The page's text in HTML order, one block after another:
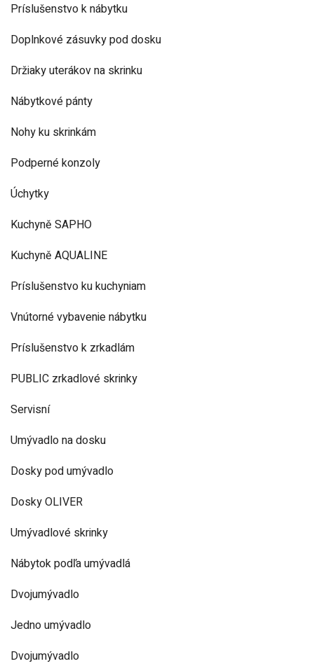
Príslušenstvo k nábytku
Doplnkové zásuvky pod dosku
Držiaky uterákov na skrinku
Nábytkové pánty
Nohy ku skrinkám
Podperné konzoly
Úchytky
Kuchyně SAPHO
Kuchyně AQUALINE
Príslušenstvo ku kuchyniam
Vnútorné vybavenie nábytku
Príslušenstvo k zrkadlám
PUBLIC zrkadlové skrinky
Servisní
Umývadlo na dosku
Dosky pod umývadlo
Dosky OLIVER
Umývadlové skrinky
Nábytok podľa umývadlá
Dvojumývadlo
Jedno umývadlo
Dvojumývadlo